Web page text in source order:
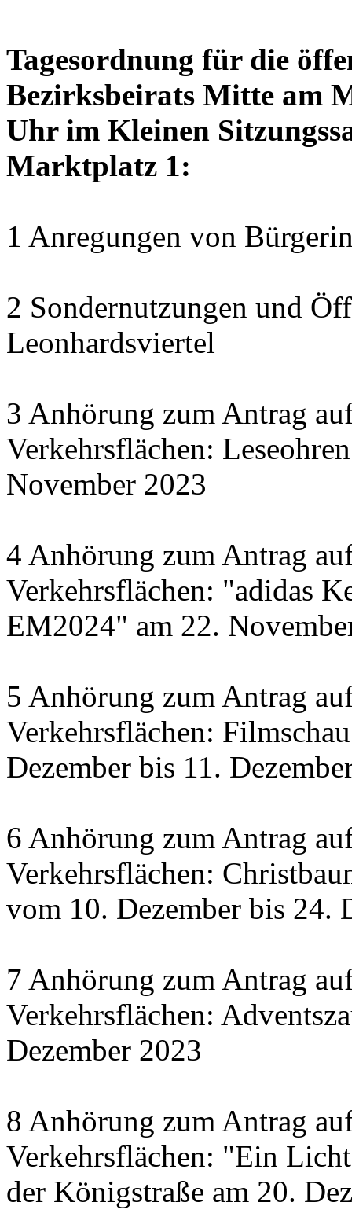
Tagesordnung für die
Bezirksbeirats Mitte am
Uhr im Kleinen
Marktplatz 1:
1 Anregungen von
2 Sondernutzungen und
Leonhardsviertel
3 Anhörung zum Antrag
Verkehrsflächen:
November 2023
4 Anhörung zum Antrag
Verkehrsflächen: "adidas
EM2024" am 22.
5 Anhörung zum Antrag
Verkehrsflächen:
Dezember bis 11.
6 Anhörung zum Antrag
Verkehrsflächen:
vom 10. Dezember bis 24.
7 Anhörung zum Antrag
Verkehrsflächen:
Dezember 2023
8 Anhörung zum Antrag
Verkehrsflächen: "Ein
der Königstraße am 20.